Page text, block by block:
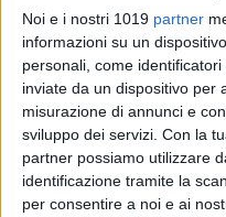
Noi e i nostri 1019 partner
informazioni su un
personali, come
inviate da un dispositivo per
misurazione di annunci e
sviluppo dei servizi. Con la
partner possiamo utilizzare
identificazione tramite la
per consentire a noi e ai